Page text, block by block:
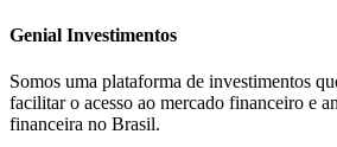
Genial Investimentos
Somos uma plataforma de investimentos
facilitar o acesso ao mercado financeiro e
financeira no Brasil.